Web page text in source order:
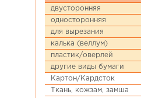
двусторонняя
односторонняя
для вырезания
калька (веллум)
пластик/оверлей
другие виды бумаги
Картон/Кардсток
Ткань, кожзам, замша